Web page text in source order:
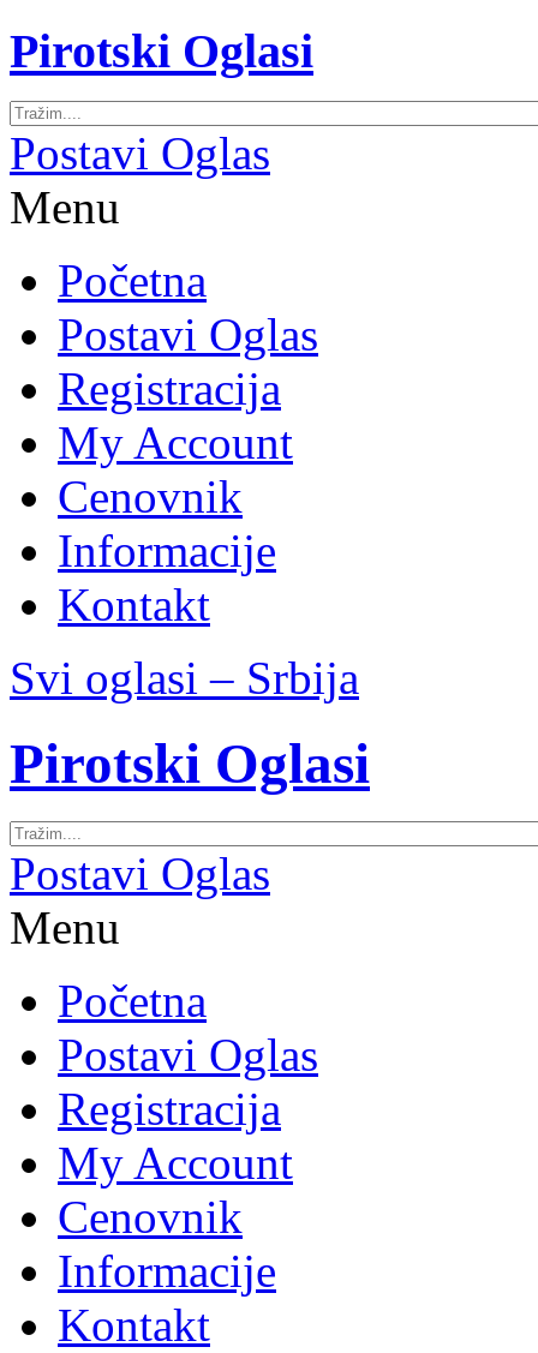
Pirotski Oglasi
Postavi Oglas
Menu
Početna
Postavi Oglas
Registracija
My Account
Cenovnik
Informacije
Kontakt
Svi oglasi – Srbija
Pirotski Oglasi
Postavi Oglas
Menu
Početna
Postavi Oglas
Registracija
My Account
Cenovnik
Informacije
Kontakt